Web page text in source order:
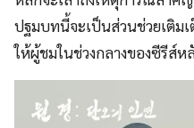
ปฐมบทนี้จะเป็นส่วนช่วยเติม
ให้ผู้ชมในช่วงกลางของซีรีส์ห